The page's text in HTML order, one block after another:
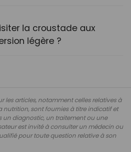
la croustade aux
légère ?
les articles, notamment celles relatives à
nutrition, sont fournies à titre indicatif et
un diagnostic, un traitement ou une
est invité à consulter un médecin ou
pour toute question relative à son